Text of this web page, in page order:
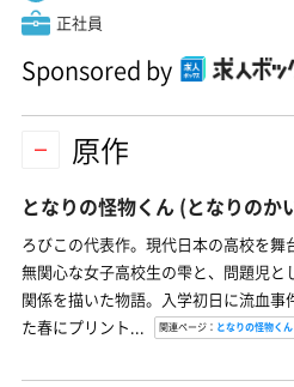
正社員
Sponsored by
原作
となりの怪物くん (となりのか
ろびこの代表作。現代日本の高校を
無関心な女子高校生の雫と、問題児と
関係を描いた物語。入学初日に流血事
た春にプリント...
関連ページ： となりの怪物くん